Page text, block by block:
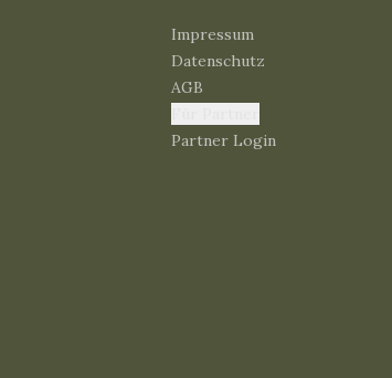
Impressum
Datenschutz
AGB
Partner Login